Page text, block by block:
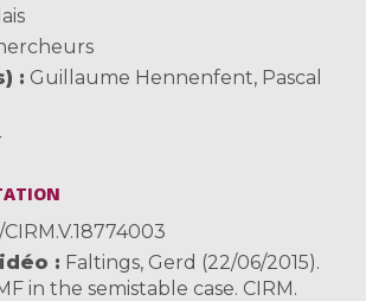
Guillaume Hennenfent, Pascal
Faltings, Gerd (22/06/2015).
in the semistable case. CIRM.